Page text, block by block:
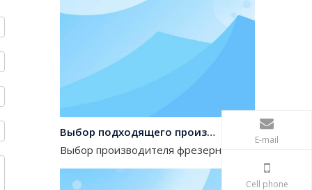
Выбор подходящего производителя земснаряда для вашего проекта
Выбор производителя фрезерного земснаряда
E-mail
Cell phone